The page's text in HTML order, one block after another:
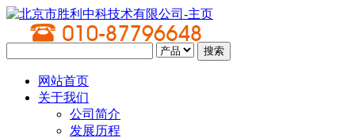
网站首页
关于我们
公司简介
发展历程